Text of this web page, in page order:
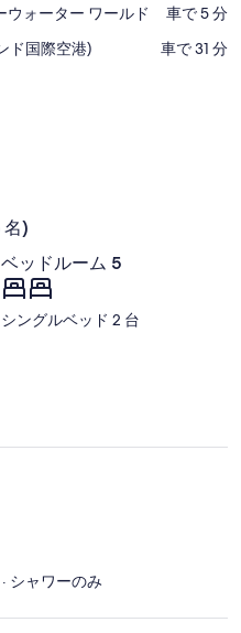
ウォーター ワールド
‪車で 5 分‬
ド国際空港)
‪車で 31 分‬
名)
ベッドルーム 5
シングルベッド 2 台
シャワーのみ